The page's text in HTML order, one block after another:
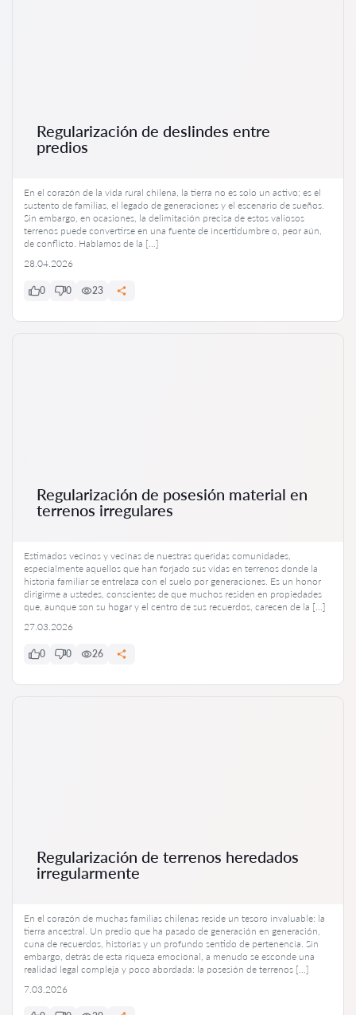
Regularización de deslindes entre
predios
En el corazón de la vida rural chilena, la tierra no es solo un activo; es el
sustento de familias, el legado de generaciones y el escenario de sueños.
Sin embargo, en ocasiones, la delimitación precisa de estos valiosos
terrenos puede convertirse en una fuente de incertidumbre o, peor aún,
de conflicto. Hablamos de la […]
28.04.2026
0 0 23
Regularización de posesión material en
terrenos irregulares
Estimados vecinos y vecinas de nuestras queridas comunidades,
especialmente aquellos que han forjado sus vidas en terrenos donde la
historia familiar se entrelaza con el suelo por generaciones. Es un honor
dirigirme a ustedes, conscientes de que muchos residen en propiedades
que, aunque son su hogar y el centro de sus recuerdos, carecen de la […]
27.03.2026
0 0 26
Regularización de terrenos heredados
irregularmente
En el corazón de muchas familias chilenas reside un tesoro invaluable: la
tierra ancestral. Un predio que ha pasado de generación en generación,
cuna de recuerdos, historias y un profundo sentido de pertenencia. Sin
embargo, detrás de esta riqueza emocional, a menudo se esconde una
realidad legal compleja y poco abordada: la posesión de terrenos […]
7.03.2026